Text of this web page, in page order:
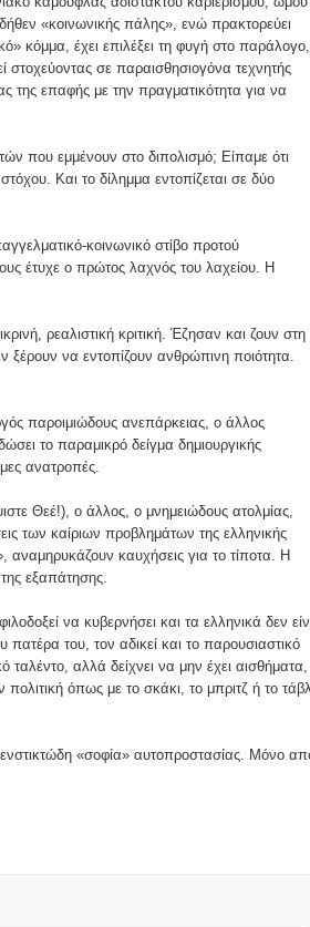
«κοινωνικής πάλης», ενώ πρακτορεύει
κόμμα, έχει επιλέξει τη φυγή στο παράλογο,
στοχεύοντας σε παραισθησιογόνα τεχνητής
της επαφής με την πραγματικότητα για να
που εμμένουν στο διπολισμό; Είπαμε ότι
Και το δίλημμα εντοπίζεται σε δύο
κοινωνικό στίβο προτού
έτυχε ο πρώτος λαχνός του λαχείου. Η
ρεαλιστική κριτική. Έζησαν και ζουν στη
ξέρουν να εντοπίζουν ανθρώπινη ποιότητα.
παροιμιώδους ανεπάρκειας, ο άλλος
το παραμικρό δείγμα δημιουργικής
ανατροπές.
Θεέ!), ο άλλος, ο μνημειώδους ατολμίας,
των καίριων προβλημάτων της ελληνικής
αναμηρυκάζουν καυχήσεις για το τίποτα. Η
εξαπάτησης.
να κυβερνήσει και τα ελληνικά δεν
πατέρα του, τον αδικεί και το παρουσιαστικό
αλλά δείχνει να μην έχει αισθήματα,
όπως με το σκάκι, το μπριτζ ή το
ενστικτώδη «σοφία» αυτοπροστασίας. Μόνο